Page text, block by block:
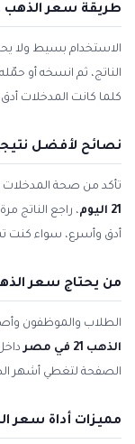
طريقة سعر الذهب عيار 21 اليوم وسعر جرام ذهب 21
الاستخدام بسيط ولا
الناتج، ثم انسخه أو
كلما كانت المدخلات
نصائح لأفضل نتيجة في جرام
تأكد من صحة المدخلات
21 اليوم
، راجع الناتج
أدق وأسرع، سواء كنت
من يحتاج سعر الذهب عيار 21 اليوم
الطلاب والموظفون
الذهب 21 في مصر
الصفحة لتغطي أشهر
مميزات أداة سعر الذهب عيار 21